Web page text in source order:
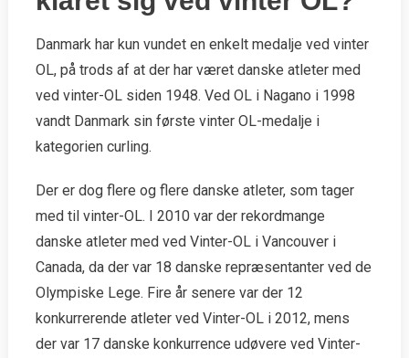
Danmark har kun vundet en enkelt medalje ved vinter
OL, på trods af at der har været danske atleter med
ved vinter-OL siden 1948. Ved OL i Nagano i 1998
vandt Danmark sin første vinter OL-medalje i
kategorien curling.
Der er dog flere og flere danske atleter, som tager
med til vinter-OL. I 2010 var der rekordmange
danske atleter med ved Vinter-OL i Vancouver i
Canada, da der var 18 danske repræsentanter ved de
Olympiske Lege. Fire år senere var der 12
konkurrerende atleter ved Vinter-OL i 2012, mens
der var 17 danske konkurrence udøvere ved Vinter-